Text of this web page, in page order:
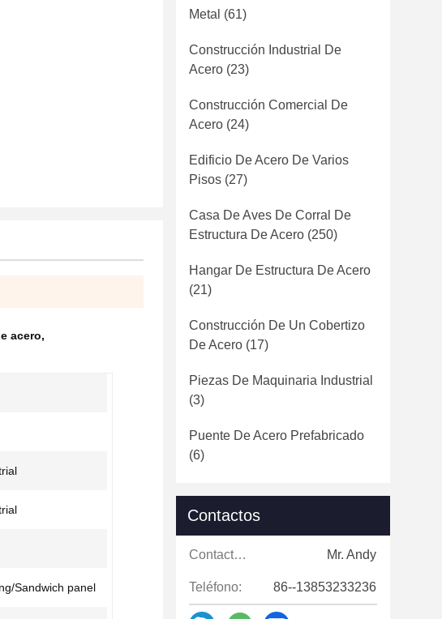
acero,
Sandwich panel
Metal (61)
Construcción Industrial De
Acero (23)
Construcción Comercial De
Acero (24)
Edificio De Acero De Varios
Pisos (27)
Casa De Aves De Corral De
Estructura De Acero (250)
Hangar De Estructura De Acero
(21)
Construcción De Un Cobertizo
De Acero (17)
Piezas De Maquinaria Industrial
(3)
Puente De Acero Prefabricado
(6)
Contactos
Contactos: Mr. Andy
Teléfono: 86--13853233236